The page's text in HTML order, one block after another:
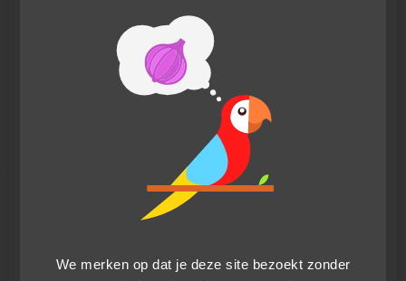
persoonlijke vergadering
Voer in
Instructions for Using the Parrot Whistleblowing
Direct Meeting Channel
Klokkenluidersprocedure
We merken op dat je deze site bezoekt zonder